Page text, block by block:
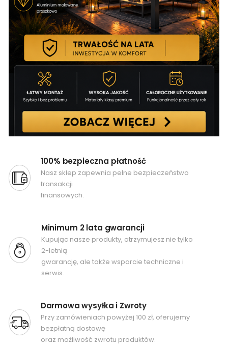
100% bezpieczna płatność
Nasz sklep zapewnia pełne bezpieczeństwo
transakcji
finansowych.
Minimum 2 lata gwarancji
Kupując nasze produkty, otrzymujesz nie tylko
2-letnią
gwarancję, ale także wsparcie techniczne i
serwis.
Darmowa wysyłka i Zwroty
Przy zamówieniach powyżej 100 zł, oferujemy
bezpłatną dostawę
oraz możliwość zwrotu produktów.